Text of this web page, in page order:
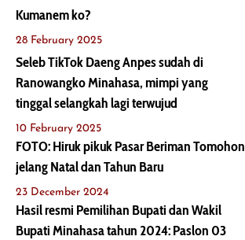
Kumanem ko?
28 February 2025
Seleb TikTok Daeng Anpes sudah di
Ranowangko Minahasa, mimpi yang
tinggal selangkah lagi terwujud
10 February 2025
FOTO: Hiruk pikuk Pasar Beriman Tomohon
jelang Natal dan Tahun Baru
23 December 2024
Hasil resmi Pemilihan Bupati dan Wakil
Bupati Minahasa tahun 2024: Paslon 03